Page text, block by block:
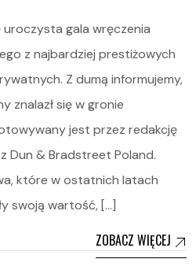
uroczysta gala wręczenia
z najbardziej prestiżowych
Z dumą informujemy,
znalazł się w gronie
jest przez redakcję
Dun & Bradstreet Poland.
które w ostatnich latach
swoją wartość, […]
ZOBACZ WIĘCEJ